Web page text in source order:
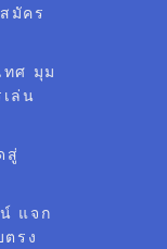
มัคร
ทศ มุม
ล่น
สู่
แจก
รง